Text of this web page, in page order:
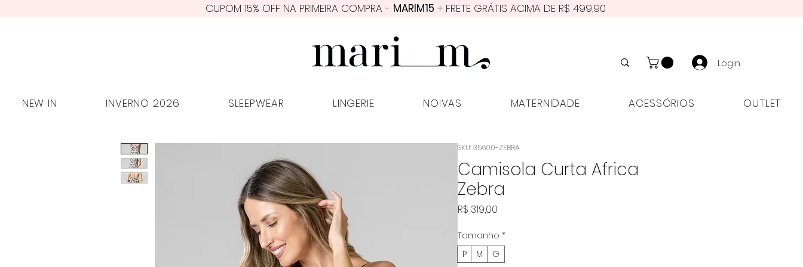
CUPOM 15% OFF NA PRIMEIRA COMPRA - MARIM15 + FRETE GRÁTIS ACIMA DE R$ 499,90
Login
SKU: 35600-ZEBRA
Camisola Curta Africa
Zebra
R$ 319,00
Tamanho *
P
M G
NEW IN INVERNO 2026 SLEEPWEAR LINGERIE NOIVAS MATERNIDADE ACESSÓRIOS OUTLET